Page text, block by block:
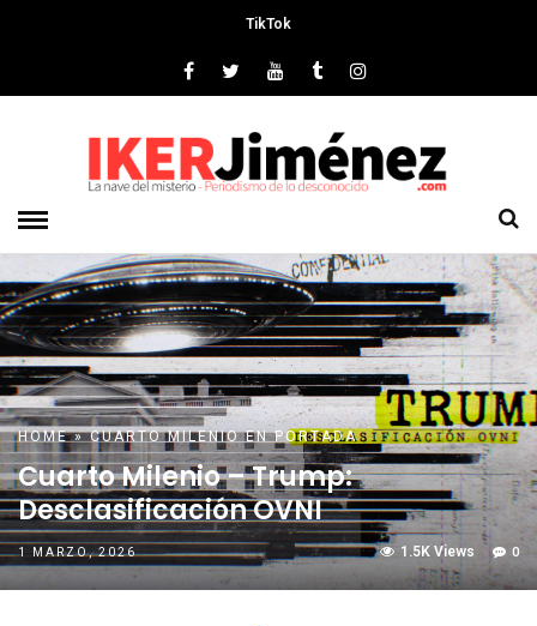
TikTok
HOME»CUARTO MILENIO EN PORTADA
Cuarto Milenio – Trump:
Desclasificación OVNI
1 MARZO, 2026 0
1.5K Views